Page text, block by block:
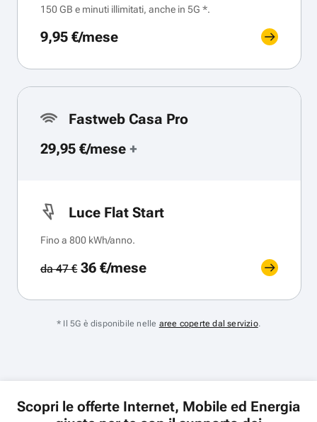
150 GB e minuti illimitati, anche in 5G *.
9,95 €/mese
Fastweb Casa Pro
29,95 €/mese +
Luce Flat Start
Fino a 800 kWh/anno.
da 47 €36 €/mese
* Il 5G è disponibile nelle aree coperte dal servizio.
Scopri le offerte Internet, Mobile ed Energia